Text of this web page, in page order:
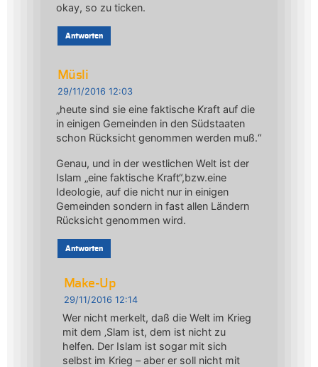
okay, so zu ticken.
Antworten
Müsli
29/11/2016 12:03
„heute sind sie eine faktische Kraft auf die
in einigen Gemeinden in den Südstaaten
schon Rücksicht genommen werden muß.“
Genau, und in der westlichen Welt ist der
Islam „eine faktische Kraft“,bzw.eine
Ideologie, auf die nicht nur in einigen
Gemeinden sondern in fast allen Ländern
Rücksicht genommen wird.
Antworten
Make-Up
29/11/2016 12:14
Wer nicht merkelt, daß die Welt im Krieg
mit dem ‚Slam ist, dem ist nicht zu
helfen. Der Islam ist sogar mit sich
selbst im Krieg – aber er soll nicht mit